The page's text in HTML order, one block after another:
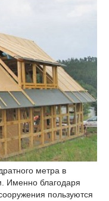
метра в
Именно благодаря
пользуются